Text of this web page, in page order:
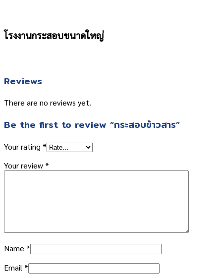
โรงงานกระสอบขนาดใหญ่
Reviews
There are no reviews yet.
Be the first to review “กระสอบข้าวสาร”
Your rating *
Your review *
Name *
Email *